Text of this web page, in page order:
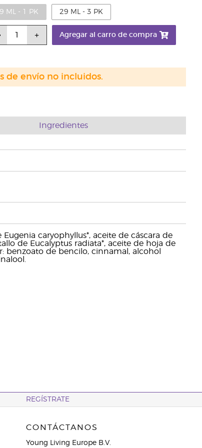
ML - 1 PK 29 ML - 3 PK
Agregar al carro de compra
de envío no incluidos.
Ingredientes
caryophyllus*, aceite de cáscara de
de Eucalyptus radiata*, aceite de hoja de
benzoato de bencilo, cinnamal, alcohol
REGÍSTRATE
CONTÁCTANOS
Young Living Europe B.V.